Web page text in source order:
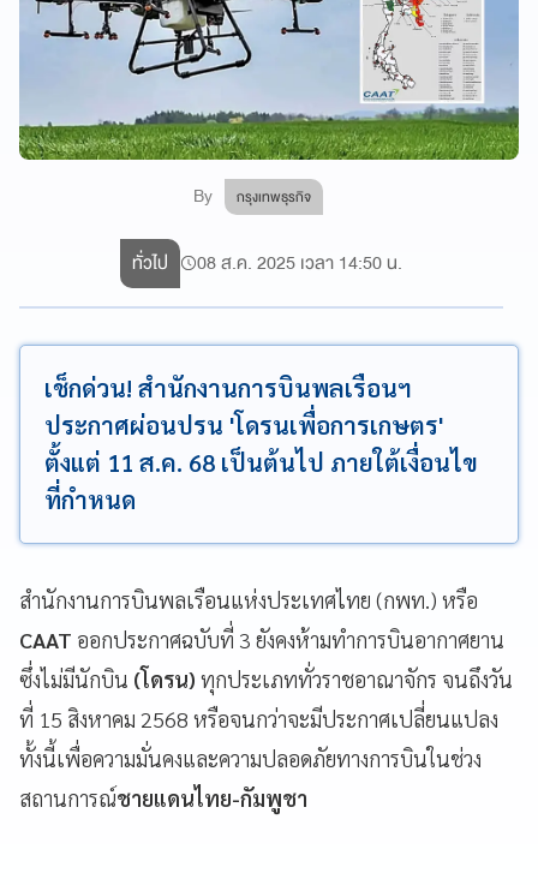
By กรุงเทพธุรกิจ
ทั่วไป 08 ส.ค. 2025 เวลา 14:50 น.
เช็กด่วน! สำนักงานการบินพลเรือนฯ
ประกาศผ่อนปรน 'โดรนเพื่อการเกษตร'
ตั้งแต่ 11 ส.ค. 68 เป็นต้นไป ภายใต้เงื่อนไข
ที่กำหนด
สำนักงานการบินพลเรือนแห่งประเทศไทย (กพท.) หรือ
CAAT ออกประกาศฉบับที่ 3 ยังคงห้ามทำการบินอากาศยาน
ซึ่งไม่มีนักบิน (โดรน) ทุกประเภททั่วราชอาณาจักร จนถึงวัน
ที่ 15 สิงหาคม 2568 หรือจนกว่าจะมีประกาศเปลี่ยนแปลง
ทั้งนี้เพื่อความมั่นคงและความปลอดภัยทางการบินในช่วง
สถานการณ์ชายแดนไทย-กัมพูชา